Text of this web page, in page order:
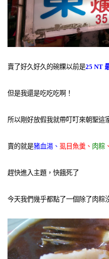
賣了好久好久的碗粿以前是25 NT
但是我還是吃吃吃啊！
所以剛好放假我就帶叮叮來朝聖這
賣的就是豬血湯、 虱目魚羹、 肉粽
趕快進入主題，快餓死了
今天我們幾乎都點了一個除了肉粽